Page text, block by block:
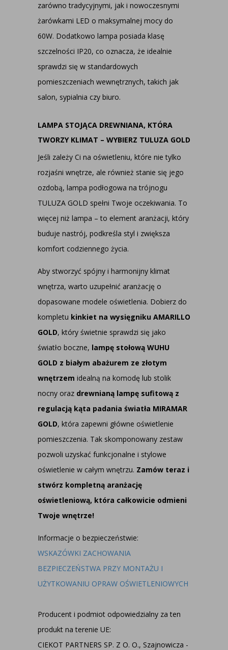
zarówno tradycyjnymi, jak i nowoczesnymi
żarówkami LED o maksymalnej mocy do
60W. Dodatkowo lampa posiada klasę
szczelności IP20, co oznacza, że idealnie
sprawdzi się w standardowych
pomieszczeniach wewnętrznych, takich jak
salon, sypialnia czy biuro.
LAMPA STOJĄCA DREWNIANA, KTÓRA
TWORZY KLIMAT – WYBIERZ TULUZA GOLD
Jeśli zależy Ci na oświetleniu, które nie tylko
rozjaśni wnętrze, ale również stanie się jego
ozdobą, lampa podłogowa na trójnogu
TULUZA GOLD spełni Twoje oczekiwania. To
więcej niż lampa – to element aranżacji, który
buduje nastrój, podkreśla styl i zwiększa
komfort codziennego życia.
Aby stworzyć spójny i harmonijny klimat
wnętrza, warto uzupełnić aranżację o
dopasowane modele oświetlenia. Dobierz do
kompletu kinkiet na wysięgniku AMARILLO
GOLD, który świetnie sprawdzi się jako
światło boczne, lampę stołową WUHU
GOLD z białym abażurem ze złotym
wnętrzem idealną na komodę lub stolik
nocny oraz drewnianą lampę sufitową z
regulacją kąta padania światła MIRAMAR
GOLD, która zapewni główne oświetlenie
pomieszczenia. Tak skomponowany zestaw
pozwoli uzyskać funkcjonalne i stylowe
oświetlenie w całym wnętrzu. Zamów teraz i
stwórz kompletną aranżację
oświetleniową, która całkowicie odmieni
Twoje wnętrze!
Informacje o bezpieczeństwie:
WSKAZÓWKI ZACHOWANIA
BEZPIECZEŃSTWA PRZY MONTAŻU I
UŻYTKOWANIU OPRAW OŚWIETLENIOWYCH
Producent i podmiot odpowiedzialny za ten
produkt na terenie UE:
CIEKOT PARTNERS SP. Z O. O., Szajnowicza -